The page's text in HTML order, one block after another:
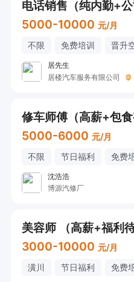
5000-10000 元/月
不限 免费培训 晋升
居先生
居楼汽车服务有限公司
修车师傅（高薪+包食
5000-6000 元/月
不限 节日福利 免费
沈浩浩
博源汽修厂
美容师 （高薪+福利待
3000-10000 元/月
潢川 节日福利 免费